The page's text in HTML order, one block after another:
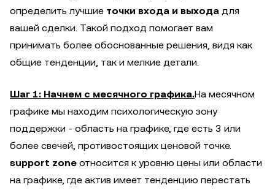
определить лучшие точки входа и выхода для
вашей сделки. Такой подход помогает вам
принимать более обоснованные решения, видя как
общие тенденции, так и мелкие детали.
Шаг 1: Начнем с месячного графика.На месячном
графике мы находим психологическую зону
поддержки - область на графике, где есть 3 или
более свечей, противостоящих ценовой точке.
support zone относится к уровню цены или области
на графике, где актив имеет тенденцию перестать